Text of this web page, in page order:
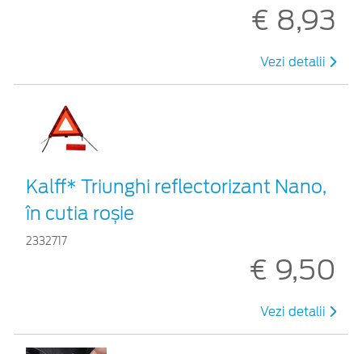
€ 8,93
Vezi detalii
Kalff* Triunghi reflectorizant Nano,
în cutia roșie
2332717
€ 9,50
Vezi detalii